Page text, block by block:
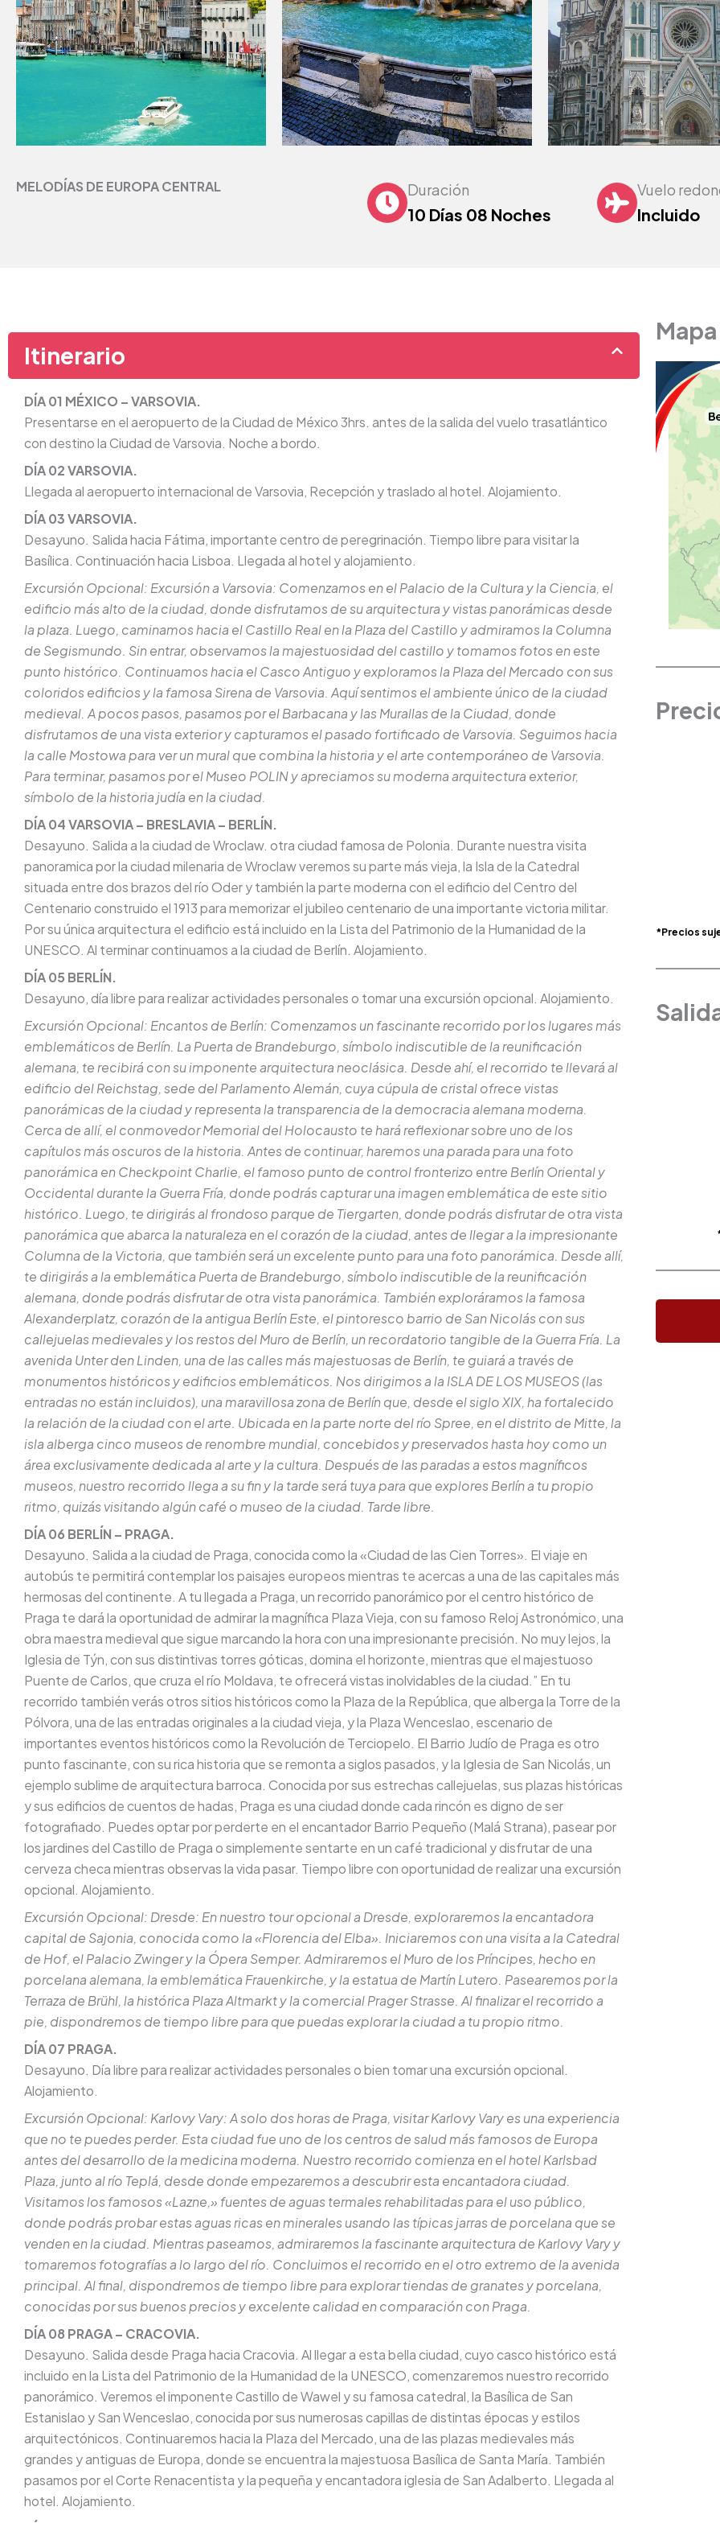
MELODÍAS DE EUROPA CENTRAL Duración
10 Días 08 Noches
Vuelo
Incluido
Itinerario
DÍA 01 MÉXICO – VARSOVIA.
Presentarse en el aeropuerto de la Ciudad de México 3hrs. antes de la salida del vuelo trasatlántico
con destino la Ciudad de Varsovia. Noche a bordo.
DÍA 02 VARSOVIA.
Llegada al aeropuerto internacional de Varsovia, Recepción y traslado al hotel. Alojamiento.
DÍA 03 VARSOVIA.
Desayuno. Salida hacia Fátima, importante centro de peregrinación. Tiempo libre para visitar la
Basílica. Continuación hacia Lisboa. Llegada al hotel y alojamiento.
Excursión Opcional: Excursión a Varsovia: Comenzamos en el Palacio de la Cultura y la Ciencia, el
edificio más alto de la ciudad, donde disfrutamos de su arquitectura y vistas panorámicas desde
la plaza. Luego, caminamos hacia el Castillo Real en la Plaza del Castillo y admiramos la Columna
de Segismundo. Sin entrar, observamos la majestuosidad del castillo y tomamos fotos en este
punto histórico. Continuamos hacia el Casco Antiguo y exploramos la Plaza del Mercado con sus
coloridos edificios y la famosa Sirena de Varsovia. Aquí sentimos el ambiente único de la ciudad
medieval. A pocos pasos, pasamos por el Barbacana y las Murallas de la Ciudad, donde
disfrutamos de una vista exterior y capturamos el pasado fortificado de Varsovia. Seguimos hacia
la calle Mostowa para ver un mural que combina la historia y el arte contemporáneo de Varsovia.
Para terminar, pasamos por el Museo POLIN y apreciamos su moderna arquitectura exterior,
símbolo de la historia judía en la ciudad.
DÍA 04 VARSOVIA – BRESLAVIA – BERLÍN.
Desayuno. Salida a la ciudad de Wroclaw. otra ciudad famosa de Polonia. Durante nuestra visita
panoramica por la ciudad milenaria de Wroclaw veremos su parte más vieja, la Isla de la Catedral
situada entre dos brazos del río Oder y también la parte moderna con el edificio del Centro del
Centenario construido el 1913 para memorizar el jubileo centenario de una importante victoria militar.
Por su única arquitectura el edificio está incluido en la Lista del Patrimonio de la Humanidad de la
UNESCO. Al terminar continuamos a la ciudad de Berlín. Alojamiento.
DÍA 05 BERLÍN.
Desayuno, día libre para realizar actividades personales o tomar una excursión opcional. Alojamiento.
Excursión Opcional: Encantos de Berlín: Comenzamos un fascinante recorrido por los lugares más
emblemáticos de Berlín. La Puerta de Brandeburgo, símbolo indiscutible de la reunificación
alemana, te recibirá con su imponente arquitectura neoclásica. Desde ahí, el recorrido te llevará al
edificio del Reichstag, sede del Parlamento Alemán, cuya cúpula de cristal ofrece vistas
panorámicas de la ciudad y representa la transparencia de la democracia alemana moderna.
Cerca de allí, el conmovedor Memorial del Holocausto te hará reflexionar sobre uno de los
capítulos más oscuros de la historia. Antes de continuar, haremos una parada para una foto
panorámica en Checkpoint Charlie, el famoso punto de control fronterizo entre Berlín Oriental y
Occidental durante la Guerra Fría, donde podrás capturar una imagen emblemática de este sitio
histórico. Luego, te dirigirás al frondoso parque de Tiergarten, donde podrás disfrutar de otra vista
panorámica que abarca la naturaleza en el corazón de la ciudad, antes de llegar a la impresionante
Columna de la Victoria, que también será un excelente punto para una foto panorámica. Desde allí,
te dirigirás a la emblemática Puerta de Brandeburgo, símbolo indiscutible de la reunificación
alemana, donde podrás disfrutar de otra vista panorámica. También exploráramos la famosa
Alexanderplatz, corazón de la antigua Berlín Este, el pintoresco barrio de San Nicolás con sus
callejuelas medievales y los restos del Muro de Berlín, un recordatorio tangible de la Guerra Fría. La
avenida Unter den Linden, una de las calles más majestuosas de Berlín, te guiará a través de
monumentos históricos y edificios emblemáticos. Nos dirigimos a la ISLA DE LOS MUSEOS (las
entradas no están incluidos), una maravillosa zona de Berlín que, desde el siglo XIX, ha fortalecido
la relación de la ciudad con el arte. Ubicada en la parte norte del río Spree, en el distrito de Mitte, la
isla alberga cinco museos de renombre mundial, concebidos y preservados hasta hoy como un
área exclusivamente dedicada al arte y la cultura. Después de las paradas a estos magníficos
museos, nuestro recorrido llega a su fin y la tarde será tuya para que explores Berlín a tu propio
ritmo, quizás visitando algún café o museo de la ciudad. Tarde libre.
DÍA 06 BERLÍN – PRAGA.
Desayuno. Salida a la ciudad de Praga, conocida como la «Ciudad de las Cien Torres». El viaje en
autobús te permitirá contemplar los paisajes europeos mientras te acercas a una de las capitales más
hermosas del continente. A tu llegada a Praga, un recorrido panorámico por el centro histórico de
Praga te dará la oportunidad de admirar la magnífica Plaza Vieja, con su famoso Reloj Astronómico, una
obra maestra medieval que sigue marcando la hora con una impresionante precisión. No muy lejos, la
Iglesia de Týn, con sus distintivas torres góticas, domina el horizonte, mientras que el majestuoso
Puente de Carlos, que cruza el río Moldava, te ofrecerá vistas inolvidables de la ciudad.” En tu
recorrido también verás otros sitios históricos como la Plaza de la República, que alberga la Torre de la
Pólvora, una de las entradas originales a la ciudad vieja, y la Plaza Wenceslao, escenario de
importantes eventos históricos como la Revolución de Terciopelo. El Barrio Judío de Praga es otro
punto fascinante, con su rica historia que se remonta a siglos pasados, y la Iglesia de San Nicolás, un
ejemplo sublime de arquitectura barroca. Conocida por sus estrechas callejuelas, sus plazas históricas
y sus edificios de cuentos de hadas, Praga es una ciudad donde cada rincón es digno de ser
fotografiado. Puedes optar por perderte en el encantador Barrio Pequeño (Malá Strana), pasear por
los jardines del Castillo de Praga o simplemente sentarte en un café tradicional y disfrutar de una
cerveza checa mientras observas la vida pasar. Tiempo libre con oportunidad de realizar una excursión
opcional. Alojamiento.
Excursión Opcional: Dresde: En nuestro tour opcional a Dresde, exploraremos la encantadora
capital de Sajonia, conocida como la «Florencia del Elba». Iniciaremos con una visita a la Catedral
de Hof, el Palacio Zwinger y la Ópera Semper. Admiraremos el Muro de los Príncipes, hecho en
porcelana alemana, la emblemática Frauenkirche, y la estatua de Martín Lutero. Pasearemos por la
Terraza de Brühl, la histórica Plaza Altmarkt y la comercial Prager Strasse. Al finalizar el recorrido a
pie, dispondremos de tiempo libre para que puedas explorar la ciudad a tu propio ritmo.
DÍA 07 PRAGA.
Desayuno. Día libre para realizar actividades personales o bien tomar una excursión opcional.
Alojamiento.
Excursión Opcional: Karlovy Vary: A solo dos horas de Praga, visitar Karlovy Vary es una experiencia
que no te puedes perder. Esta ciudad fue uno de los centros de salud más famosos de Europa
antes del desarrollo de la medicina moderna. Nuestro recorrido comienza en el hotel Karlsbad
Plaza, junto al río Teplá, desde donde empezaremos a descubrir esta encantadora ciudad.
Visitamos los famosos «Lazne,» fuentes de aguas termales rehabilitadas para el uso público,
donde podrás probar estas aguas ricas en minerales usando las típicas jarras de porcelana que se
venden en la ciudad. Mientras paseamos, admiraremos la fascinante arquitectura de Karlovy Vary y
tomaremos fotografías a lo largo del río. Concluimos el recorrido en el otro extremo de la avenida
principal. Al final, dispondremos de tiempo libre para explorar tiendas de granates y porcelana,
conocidas por sus buenos precios y excelente calidad en comparación con Praga.
DÍA 08 PRAGA – CRACOVIA.
Desayuno. Salida desde Praga hacia Cracovia. Al llegar a esta bella ciudad, cuyo casco histórico está
incluido en la Lista del Patrimonio de la Humanidad de la UNESCO, comenzaremos nuestro recorrido
panorámico. Veremos el imponente Castillo de Wawel y su famosa catedral, la Basílica de San
Estanislao y San Wenceslao, conocida por sus numerosas capillas de distintas épocas y estilos
arquitectónicos. Continuaremos hacia la Plaza del Mercado, una de las plazas medievales más
grandes y antiguas de Europa, donde se encuentra la majestuosa Basílica de Santa María. También
pasamos por el Corte Renacentista y la pequeña y encantadora iglesia de San Adalberto. Llegada al
hotel. Alojamiento.
*Precios